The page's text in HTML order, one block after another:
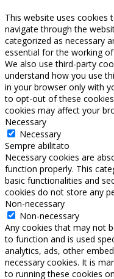
This website uses cookies
navigate through the
categorized as necessary
essential for the working
We also use third-party
understand how you use
in your browser only with
to opt-out of these
cookies may affect your
Necessary
Necessary
Sempre abilitato
Necessary cookies are
function properly. This
basic functionalities and
cookies do not store any
Non-necessary
Non-necessary
Any cookies that may not
to function and is used
analytics, ads, other
necessary cookies. It is
to running these cookies